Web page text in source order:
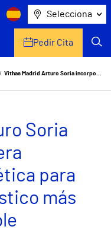
Selecciona
Pedir Cita
Vithas Madrid Arturo Soria incorpora su tercera resonancia magnética para ofrecer un diagnóstico más preciso y sostenible
Soria
para
más